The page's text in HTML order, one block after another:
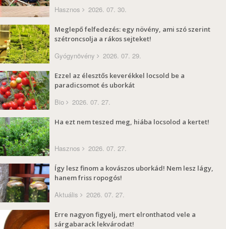
Hasznos 2026. 07. 30.
Meglepő felfedezés: egy növény, ami szó szerint
szétroncsolja a rákos sejteket!
Gyógynövény 2026. 07. 29.
Ezzel az élesztős keverékkel locsold be a
paradicsomot és uborkát
Bio 2026. 07. 27.
Ha ezt nem teszed meg, hiába locsolod a kertet!
Hasznos 2026. 07. 27.
Így lesz finom a kovászos uborkád! Nem lesz lágy,
hanem friss ropogós!
Aktuális 2026. 07. 27.
Erre nagyon figyelj, mert elronthatod vele a
sárgabarack lekvárodat!